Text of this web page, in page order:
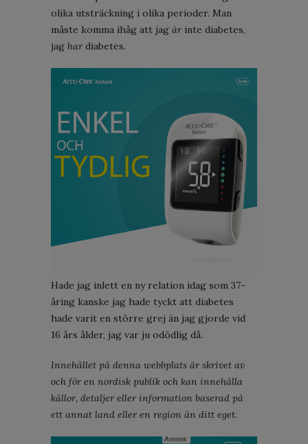
olika utsträckning i olika perioder. Man
måste komma ihåg att jag ärinte diabetes,
jag hardiabetes.
Hade jag inlett en ny relation idag som 37-
åring kanske jag hade tyckt att diabetes
hade varit en större grej än jag gjorde vid
16 års ålder, jag var ju odödlig då.
Innehållet på denna webbplats är skrivet av
och för en nordisk publik och kan innehålla
källor, detaljer eller information baserad på
ett annat land eller en region än ditt eget.